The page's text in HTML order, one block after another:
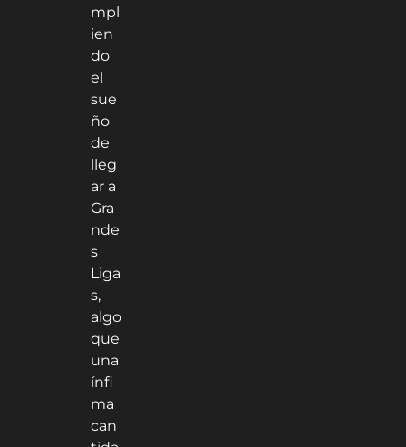
mpl
ien
do
el
sue
ño
de
lleg
ar a
Gra
nde
s
Liga
s,
algo
que
una
ínfi
ma
can